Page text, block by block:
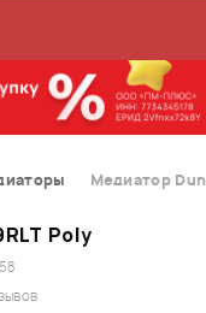
Медиатор
Poly